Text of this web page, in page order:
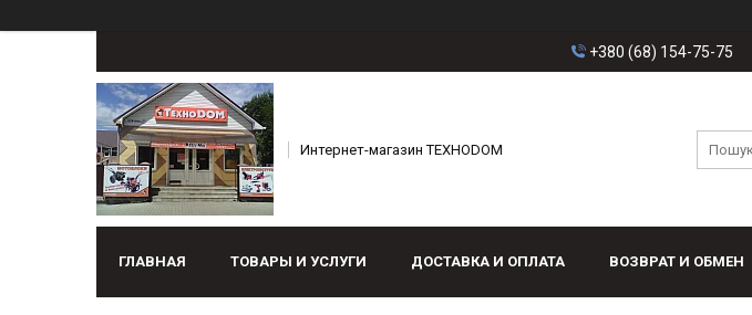
+380 (68) 154-75-75
Интернет-магазин ТЕХНОDOM
ГЛАВНАЯ ТОВАРЫ И УСЛУГИ ДОСТАВКА И ОПЛАТА ВОЗВРАТ И ОБМЕН